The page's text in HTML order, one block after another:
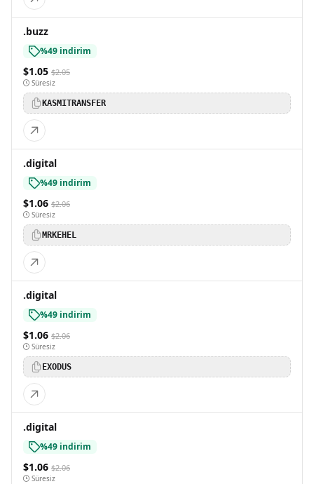
.buzz
%49 indirim
$1.05 $2.05
Süresiz
KASMITRANSFER
.digital
%49 indirim
$1.06 $2.06
Süresiz
MRKEHEL
.digital
%49 indirim
$1.06 $2.06
Süresiz
EXODUS
.digital
%49 indirim
$1.06 $2.06
Süresiz